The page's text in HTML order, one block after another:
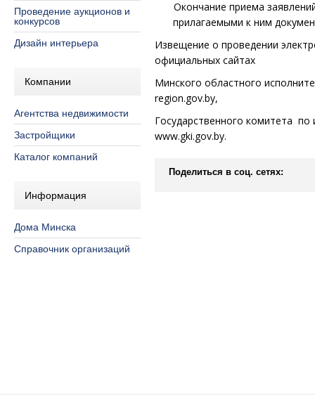
Проведение аукционов и
конкурсов
Дизайн интерьера
Компании
Агентства недвижимости
Застройщики
Каталог компаний
Информация
Дома Минска
Справочник организаций
Окончание приема
прилагаемыми к ним
Извещение о проведении
официальных сайтах
Минского областного
region.gov.by,
Государственного комитета по
www.gki.gov.by.
Поделиться в соц. сетях: